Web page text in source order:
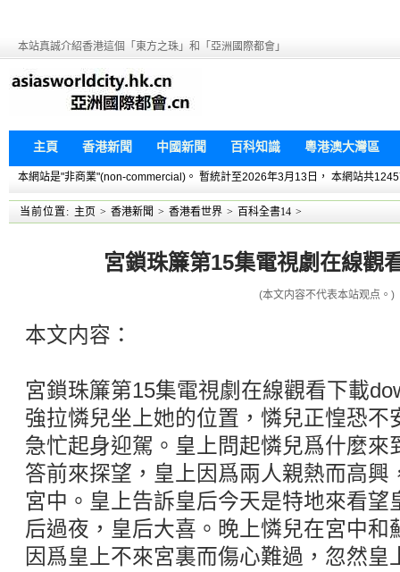
本站真誠介紹香港這個「東方之珠」和「亞洲國際都會」
主頁 香港新聞 中國新聞 百科知識 粵港澳大灣區
本網站是"非商業"(non-commercial)。 暫統計至2026年3月13日， 本網站共
当前位置: 主页 > 香港新聞 > 香港看世界 > 百科全書14 >
宮鎖珠簾第15集電視劇在線觀
(本文内容不代表本站观点。)
本文内容：
宮鎖珠簾第15集電視劇在線觀看下載
強拉憐兒坐上她的位置，憐兒正惶恐不
急忙起身迎駕。皇上問起憐兒爲什麼來
答前來探望，皇上因爲兩人親熱而高興
宮中。皇上告訴皇后今天是特地來看望
后過夜，皇后大喜。晚上憐兒在宮中和
因爲皇上不來宮裏而傷心難過，忽然